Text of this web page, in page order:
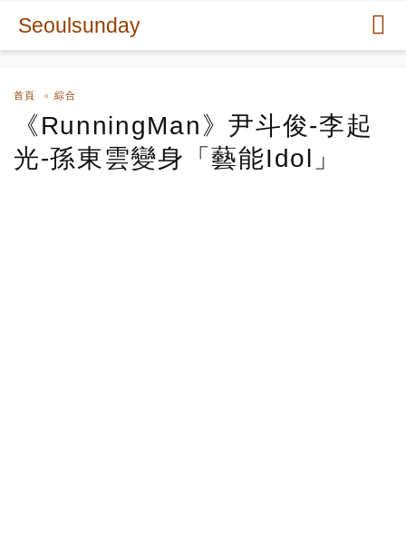
Seoulsunday
首頁 綜合
《RunningMan》尹斗俊-李起
光-孫東雲變身「藝能Idol」